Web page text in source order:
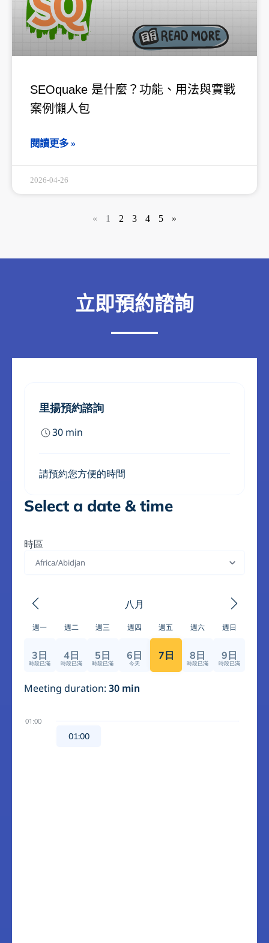
SEOquake 是什麼？功能、用法與實戰
案例懶人包
閱讀更多 »
2026-04-26
« 1 2 3 4 5 »
立即預約諮詢